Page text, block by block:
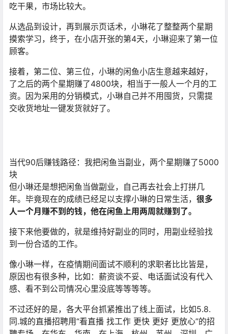
吃干果，市场比较大。
从选品到设计，再到展示页话术，小琳花了整整两个星期
摸索学习，终于，在小店开张的第4天，小琳迎来了第一位
顾客。
接着，第二位、第三位，小琳的闲鱼小店生意越来越好，
了之后的两个星期赚了4800块，相当于一般人一个月的工
资。因为采用的分销模式，小琳自己并不用囤货，只需提
交收货地址一键发货就好了。
当代90后赚钱路径：我把闲鱼当副业，两个星期赚了5000
块
但小琳还是想把闲鱼当做副业，自己再去社会上打拼几
年。毕竟现在的成绩已经足以支撑小琳的日常生活， 很多
人一个月赚不到的钱，他在闲鱼上用两周就赚到了。
接下来他要做的，就是维持好副业的同时，用副业经验找
到一份合适的工作。
像小琳一样，在疫情期间面试不顺利的求职者比比皆是，
原因也有很多种，比如：薪资谈不妥、电话面试没有代入
感、看不到公司情况心里没底等等等等。
不过还好的是，各大平台抓紧推出了线上面试，比如5.8.
同.城的直播招聘用“看直播 找工作 更快 更好 更放心”的招